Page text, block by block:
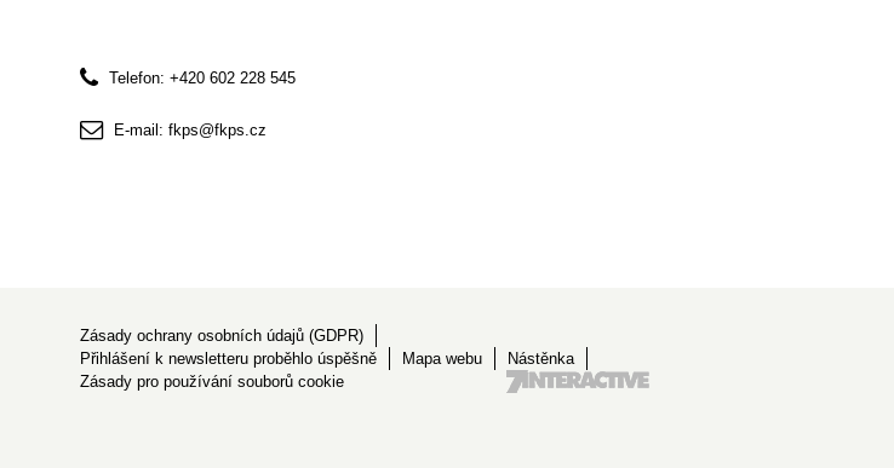
Telefon: +420 602 228 545
E-mail: fkps@fkps.cz
Zásady ochrany osobních údajů (GDPR)
Přihlášení k newsletteru proběhlo úspěšně
Mapa webu
Nástěnka
Zásady pro používání souborů cookie